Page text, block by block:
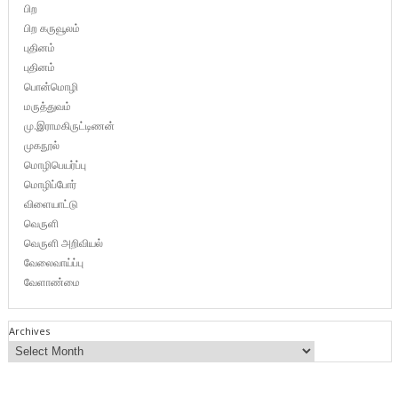
பிற
பிற கருவூலம்
புதினம்
புதினம்
பொன்மொழி
மருத்துவம்
மு.இராமகிருட்டிணன்
முகநூல்
மொழிபெயர்ப்பு
மொழிப்போர்
விளையாட்டு
வெருளி
வெருளி அறிவியல்
வேலைவாய்ப்பு
வேளாண்மை
Archives